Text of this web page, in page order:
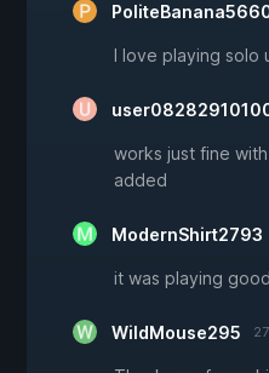
I love playing solo
works just fine
added
ModernShirt2793
it was playing good
WildMouse295 27